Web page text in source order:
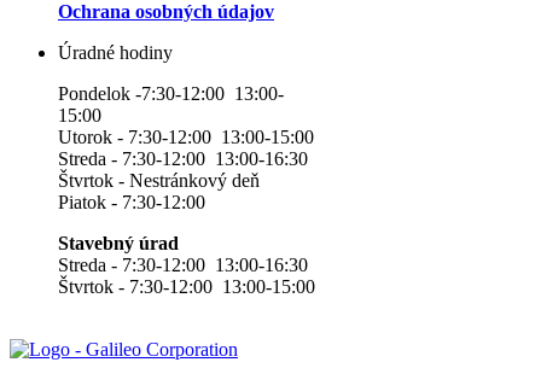
Ochrana osobných údajov
Úradné hodiny
Pondelok -7:30-12:00 13:00-
15:00
Utorok - 7:30-12:00 13:00-15:00
Streda - 7:30-12:00 13:00-16:30
Štvrtok - Nestránkový deň
Piatok - 7:30-12:00
Stavebný úrad
Streda - 7:30-12:00 13:00-16:30
Štvrtok - 7:30-12:00 13:00-15:00